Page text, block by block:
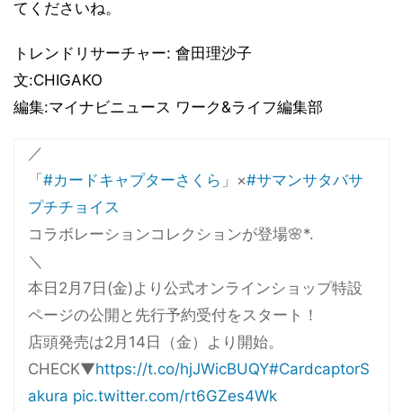
てくださいね。
トレンドリサーチャー: 會田理沙子
文:CHIGAKO
編集:マイナビニュース ワーク&ライフ編集部
／
「 #カードキャプターさくら 」×#サマンサタバサ
プチチョイス
コラボレーションコレクションが登場🌸*.
＼
本日2月7日(金)より公式オンラインショップ特設
ページの公開と先行予約受付をスタート！
店頭発売は2月14日（金）より開始。
CHECK▼https://t.co/hjJWicBUQY#CardcaptorS
akura pic.twitter.com/rt6GZes4Wk